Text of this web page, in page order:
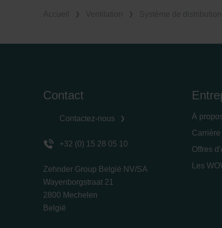
Contact
Contactez-nous
+32 (0) 15 28 05 10
Zehnder Group België NV/SA
Wayenborgstraat 21
2800 Mechelen
België
À
Offres
Les